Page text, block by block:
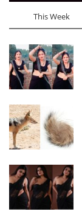
This Week